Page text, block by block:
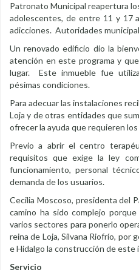
Patronato Municipal reapertura
adolescentes, de entre 11 y 17
adicciones. Autoridades
Un renovado edificio dio la
atención en este programa y
lugar. Este inmueble fue
pésimas condiciones.
Para adecuar las instalaciones
Loja y de otras entidades que
ofrecer la ayuda que requieren
Previo a abrir el centro
requisitos que exige la ley
funcionamiento, personal
demanda de los usuarios.
Cecilia Moscoso, presidenta del
camino ha sido complejo
varios sectores para ponerlo
reina de Loja, Silvana Riofrío, por
e Hidalgo la construcción de este
Servicio